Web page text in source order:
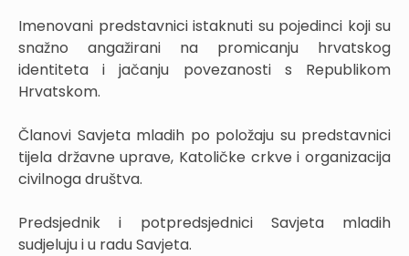
Imenovani predstavnici istaknuti su pojedinci koji su
snažno angažirani na promicanju hrvatskog
identiteta i jačanju povezanosti s Republikom
Hrvatskom.
Članovi Savjeta mladih po položaju su predstavnici
tijela državne uprave, Katoličke crkve i organizacija
civilnoga društva.
Predsjednik i potpredsjednici Savjeta mladih
sudjeluju i u radu Savjeta.